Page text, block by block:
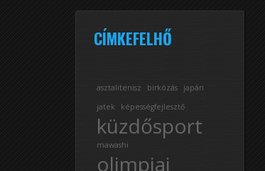
CÍMKEFELHŐ
asztalitenisz birkózás
japán
jatek
képességfejlesztő
küzdősport
mawashi
olimpiai